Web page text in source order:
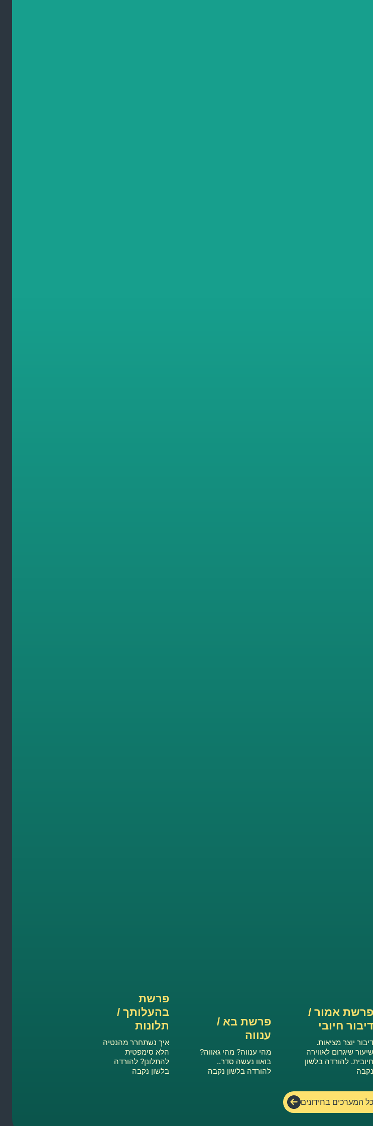
פרשת אמור /
דיבור חיובי
דיבור יוצר מציאות.
שיעור שיגרום לאווירה
חיובית. להורדה בלשון
נקבה
פרשת בא /
ענווה
מהי ענווה? מהי גאווה?
בואוו נעשה סדר..
להורדה בלשון נקבה
פרשת
בהעלותך /
תלונות
איך נשתחרר מהנטיה
הלא סימפטית
להתלונן? להורדה
בלשון נקבה
כל המערכים בחידונים